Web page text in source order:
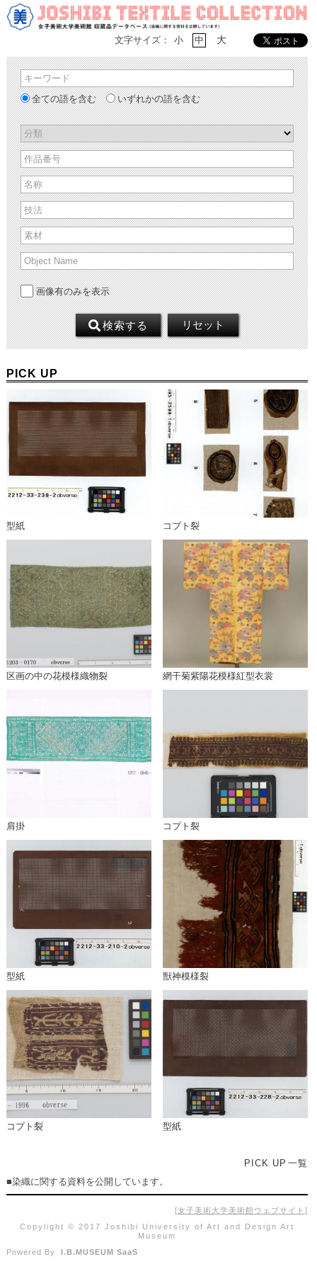
文字サイズ： 小 中 大
キーワード
全ての語を含む
いずれかの語を含む
分類
作品番号
名称
技法
素材
Object Name
画像有のみを表示
検索する リセット
PICK UP
型紙 コプト裂
区画の中の花模様織物裂 網干菊紫陽花模様紅型衣裳
肩掛 コプト裂
型紙 獣神模様裂
コプト裂 型紙
PICK UP 一覧
■染織に関する資料を公開しています。
女子美術大学美術館ウェブサイト
Copylight © 2017 Joshibi University of Art and Design Art
Museum
Powered By
I.B.MUSEUM SaaS